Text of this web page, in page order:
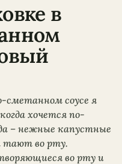
в
сметанном соусе я
хочется по-
– нежные капустные
тают во рту.
во рту и